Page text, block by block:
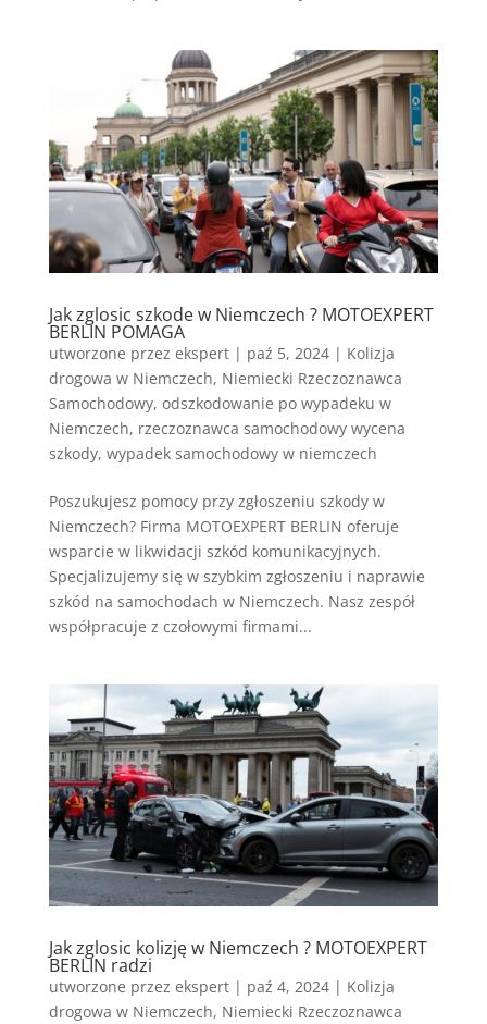
Jak zglosic szkode w Niemczech ? MOTOEXPERT
BERLIN POMAGA
utworzone przez ekspert| paź 5, 2024| Kolizja
drogowa w Niemczech, Niemiecki Rzeczoznawca
Samochodowy, odszkodowanie po wypadeku w
Niemczech, rzeczoznawca samochodowy wycena
szkody, wypadek samochodowy w niemczech
Poszukujesz pomocy przy zgłoszeniu szkody w
Niemczech? Firma MOTOEXPERT BERLIN oferuje
wsparcie w likwidacji szkód komunikacyjnych.
Specjalizujemy się w szybkim zgłoszeniu i naprawie
szkód na samochodach w Niemczech. Nasz zespół
współpracuje z czołowymi firmami...
Jak zglosic kolizję w Niemczech ? MOTOEXPERT
BERLIN radzi
utworzone przez ekspert| paź 4, 2024| Kolizja
drogowa w Niemczech, Niemiecki Rzeczoznawca